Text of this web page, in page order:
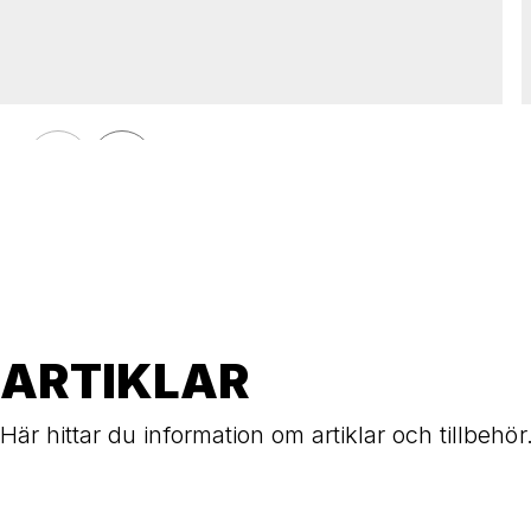
PRYDNADS
Räcke PRYDNADS spjälmodul
ARTIKLAR
Här hittar du information om artiklar och tillbehör.